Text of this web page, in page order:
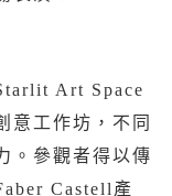
Art Space
意工作坊，不同
。參觀者得以傳
Castell產